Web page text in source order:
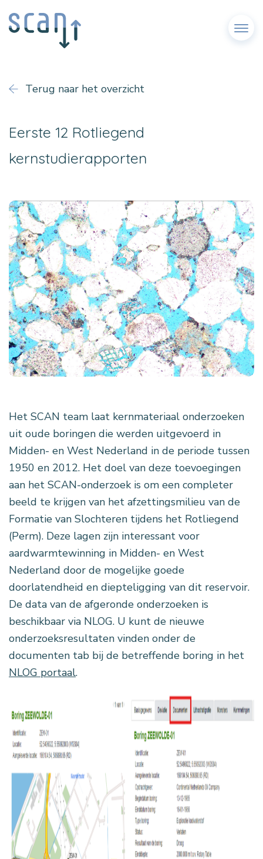
Menu
Terug naar het overzicht
Eerste 12 Rotliegend
kernstudierapporten
Het SCAN team laat kernmateriaal onderzoeken
uit oude boringen die werden uitgevoerd in
Midden- en West Nederland in de periode tussen
1950 en 2012. Het doel van deze toevoegingen
aan het SCAN-onderzoek is om een completer
beeld te krijgen van het afzettingsmilieu van de
Formatie van Slochteren tijdens het Rotliegend
(Perm). Deze lagen zijn interessant voor
aardwarmtewinning in Midden- en West
Nederland door de mogelijke goede
doorlatendheid en diepteligging van dit reservoir.
De data van de afgeronde onderzoeken is
beschikbaar via NLOG. U kunt de nieuwe
onderzoeksresultaten vinden onder de
documenten tab bij de betreffende boring in het
NLOG portaal.